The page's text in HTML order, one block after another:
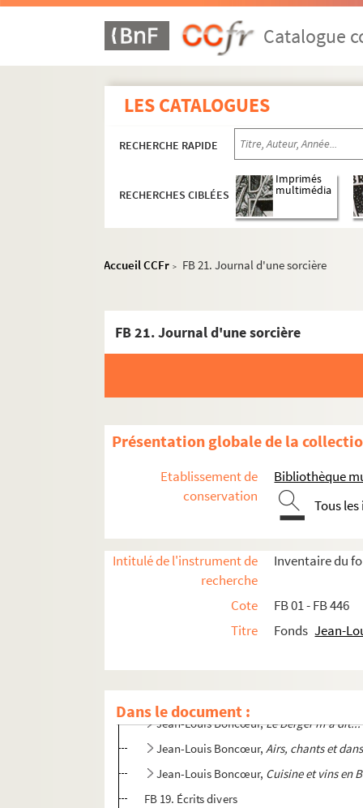
Catalogue
LES CATALOGUES
RECHERCHE RAPIDE
RECHERCHES CIBLÉES
Imprimés
multimédia
Accueil CCFr > FB 21. Journal d'une sorcière
FB 21. Journal d'une sorcière
Présentation globale de la
Etablissement de
conservation
Bibliothèque
Tous
Intitulé de l'instrument de
recherche
Inventaire du
Cote
FB 01 - FB 446
Titre
Fonds Jean-
Dans le document :
Œuvres littéraires
Jean-Louis Boncœur,Le Berger m'a dit...
Jean-Louis Boncœur,Airs, chants et
Jean-Louis Boncœur, Cuisine et vins en
FB 19. Écrits divers